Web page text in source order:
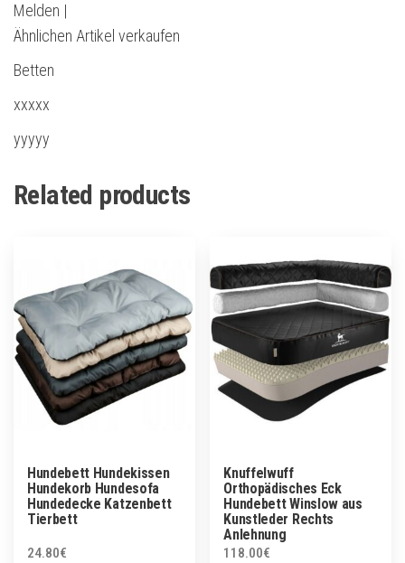
Melden |
Ähnlichen Artikel verkaufen
Betten
xxxxx
yyyyy
Related products
Hundebett Hundekissen
Hundekorb Hundesofa
Hundedecke Katzenbett
Tierbett
24.80€
Knuffelwuff
Orthopädisches Eck
Hundebett Winslow aus
Kunstleder Rechts
Anlehnung
118.00€